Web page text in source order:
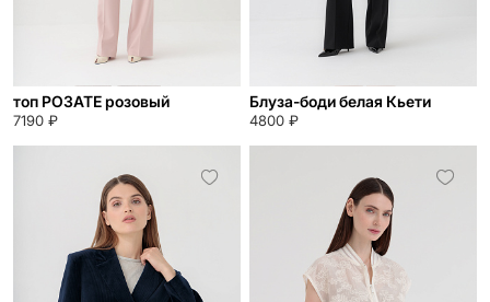
топ РОЗАТЕ розовый
7190 ₽
Блуза-боди белая Кьети
4800 ₽